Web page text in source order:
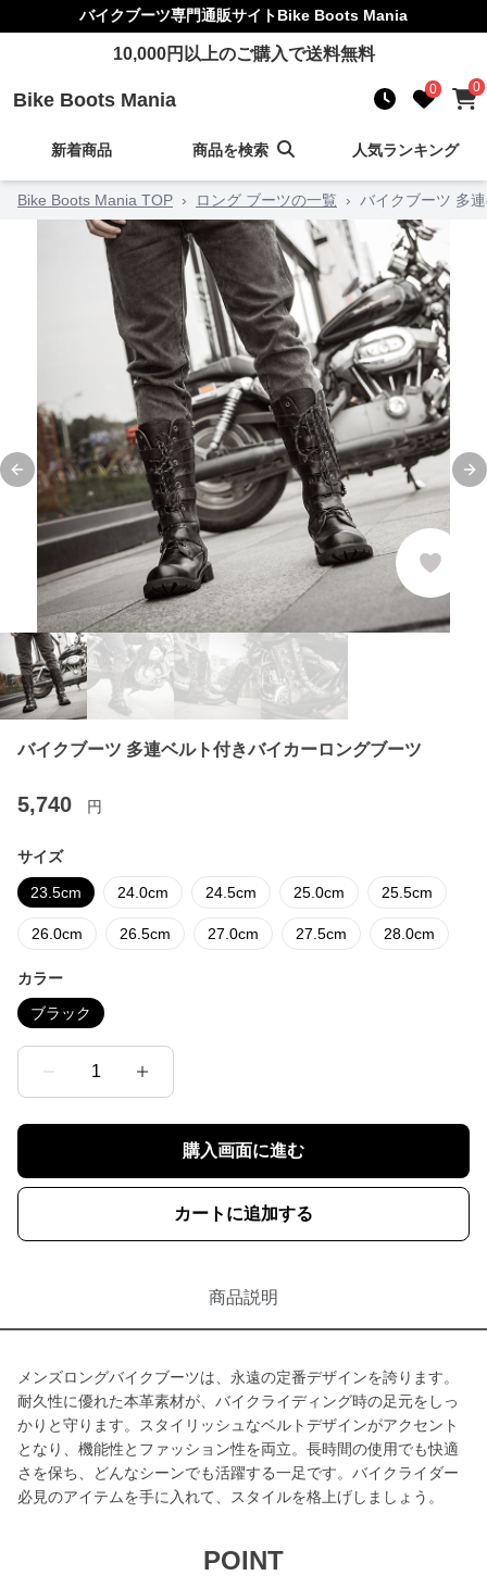
バイクブーツ専門通販サイトBike Boots Mania
10,000円以上のご購入で送料無料
Bike Boots Mania 0 0
新着商品 商品を検索 人気ランキング
Bike Boots Mania TOP › ロング ブーツの一覧 › バイクブーツ 多
Previous slide
バイクブーツ 多連ベルト付きバイカーロングブーツ
5,740 円
サイズ
23.5cm 24.0cm 24.5cm 25.0cm 25.5cm
26.0cm 26.5cm 27.0cm 27.5cm 28.0cm
カラー
ブラック
1
購入画面に進む
カートに追加する
商品説明
メンズロングバイクブーツは、永遠の定番デザインを誇ります。
耐久性に優れた本革素材が、バイクライディング時の足元をしっ
かりと守ります。スタイリッシュなベルトデザインがアクセント
となり、機能性とファッション性を両立。長時間の使用でも快適
さを保ち、どんなシーンでも活躍する一足です。バイクライダー
必見のアイテムを手に入れて、スタイルを格上げしましょう。
POINT